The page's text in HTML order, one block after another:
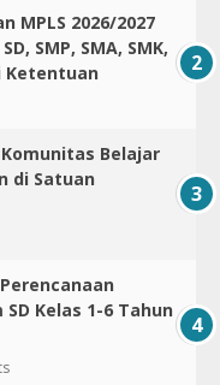
MPLS 2026/2027
SMP, SMA, SMK,
Ketentuan
Belajar
di Satuan
Kelas 1-6 Tahun